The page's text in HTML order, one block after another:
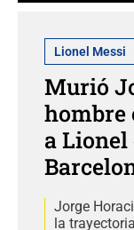
Lionel Messi
Murió
hombre
a Lionel
Jorge
la